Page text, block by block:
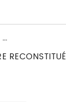
Fontaines en Pierre Reconstituee